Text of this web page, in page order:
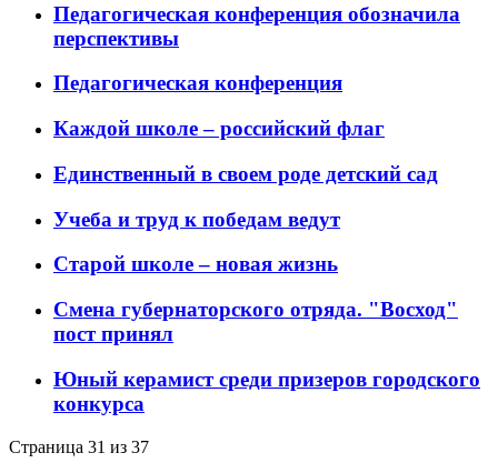
Педагогическая конференция обозначила
перспективы
Педагогическая конференция
Каждой школе – российский флаг
Единственный в своем роде детский сад
Учеба и труд к победам ведут
Старой школе – новая жизнь
Смена губернаторского отряда. "Восход"
пост принял
Юный керамист среди призеров городского
конкурса
Страница 31 из 37